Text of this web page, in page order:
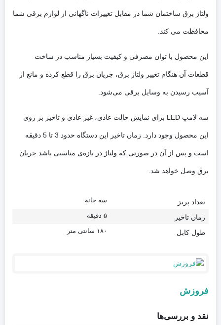
ولتاژ برق ساختمان شما در مقابل تغییرات ناگهانی از لوازم برقی شما
محافظت می کند.
این محصول با توان مصرفی و کیفیت بسیار مناسب در ساخت
قطعات آن هنگام تغییر ولتاژ برق، جریان برق را قطع کرده و مانع از
آسیب رسیدن به وسایل برقی می‌شود.
سه لامپ LED برای نمایش حالت عادی، غیر عادی و تاخیر بر روی
این محصول وجود دارد. زمان تاخیر این دستگاه حدود 3 تا 5 دقیقه
است و پس از آن در صورتی که ولتاژ در بازه‌ی مناسبی باشد جریان
برق وصل خواهد شد.
تعداد پریز سه خانه
زمان تاخیر ۵ دقیقه
طول کابل ۱۸۰ سانتی متر
فروزش
نقد و بررسی‌ها